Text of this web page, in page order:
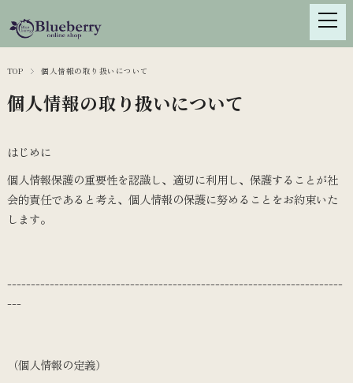
TOP 個人情報の取り扱いについて
個人情報の取り扱いについて
はじめに
個人情報保護の重要性を認識し、適切に利用し、保護することが社
会的責任であると考え、個人情報の保護に努めることをお約束いた
します。
-----------------------------------------------------------------------
---
（個人情報の定義）